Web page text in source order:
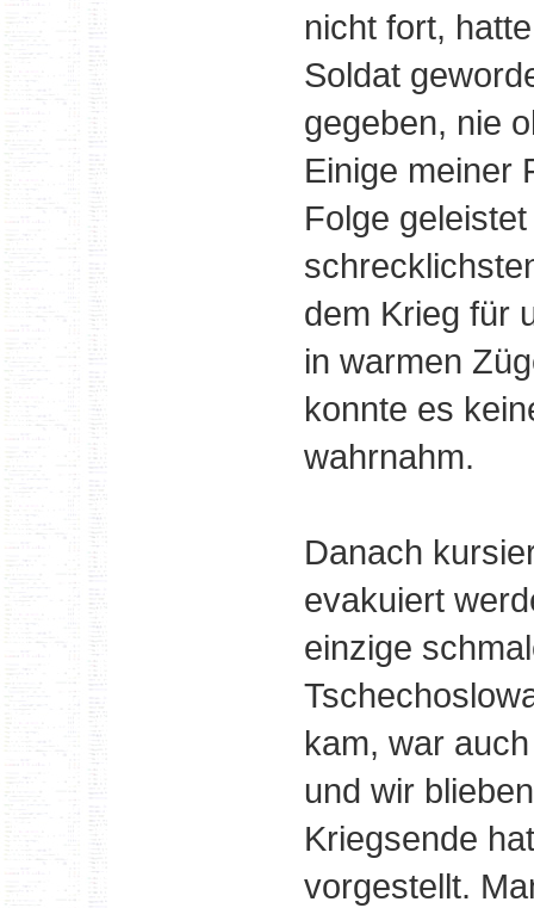
nicht fort,
Soldat
gegeben, nie
Einige meiner
Folge
dem Krieg für
in warmen
konnte es
wahrnahm.
Danach
evakuiert
einzige
kam, war
und wir
Kriegsende
vorgestellt.